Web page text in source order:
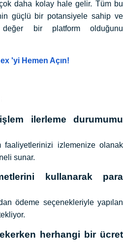
daha kolay hale gelir. Tüm bu
güçlü bir potansiyele sahip ve
değer bir platform olduğunu
'yi Hemen Açın!
ilerleme durumumu
izlemenize olanak
sunar.
kullanarak para
ödeme seçenekleriyle yapılan
herhangi bir ücret